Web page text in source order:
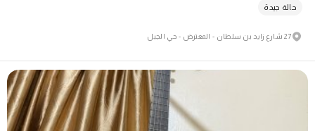
حالة جيدة
27 شارع زايد بن سلطان - المعترض - حي الجبل